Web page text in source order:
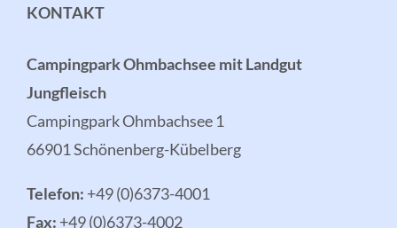
KONTAKT
Campingpark Ohmbachsee mit Landgut
Jungfleisch
Campingpark Ohmbachsee 1
66901 Schönenberg-Kübelberg
Telefon: +49 (0)6373-4001
Fax: +49 (0)6373-4002